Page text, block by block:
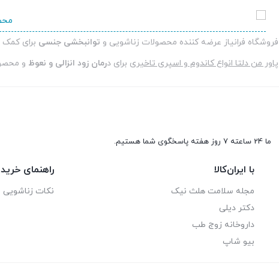
است.
است.
فروشگاه فرانیاز عرضه کننده محصولات زناشویی و توانبخشی جنسی برای کمک
پاور من دلتا انواع کاندوم و اسپری تاخیری برای درمان زود انزالی و نعوظ و
ما 24 ساعته 7 روز هفته پاسخگوی شما هستیم.
با ایران‌کالا
مجله سلامت هلث نیک
دکتر دیلی
داروخانه زوج طب
بیو شاپ
راهنمای خرید
نکات زناشویی